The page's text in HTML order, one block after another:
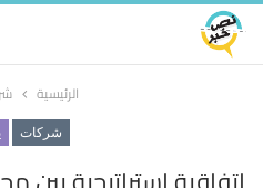
الرئيسية
شركات